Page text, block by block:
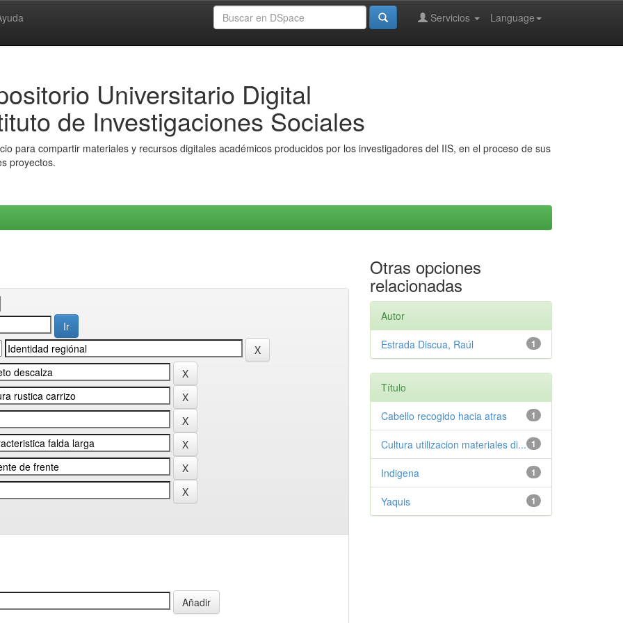
Language
Servicios
Universitario Digital
de Investigaciones Sociales
para compartir materiales y recursos digitales académicos producidos por los investigadores del IIS, en el proceso de sus
proyectos.
Otras opciones
relacionadas
Autor
1
Estrada Discua, Raúl
Título
1
Cabello recogido hacia atras
1
Cultura utilizacion materiales di...
1
Indigena
1
Yaquis